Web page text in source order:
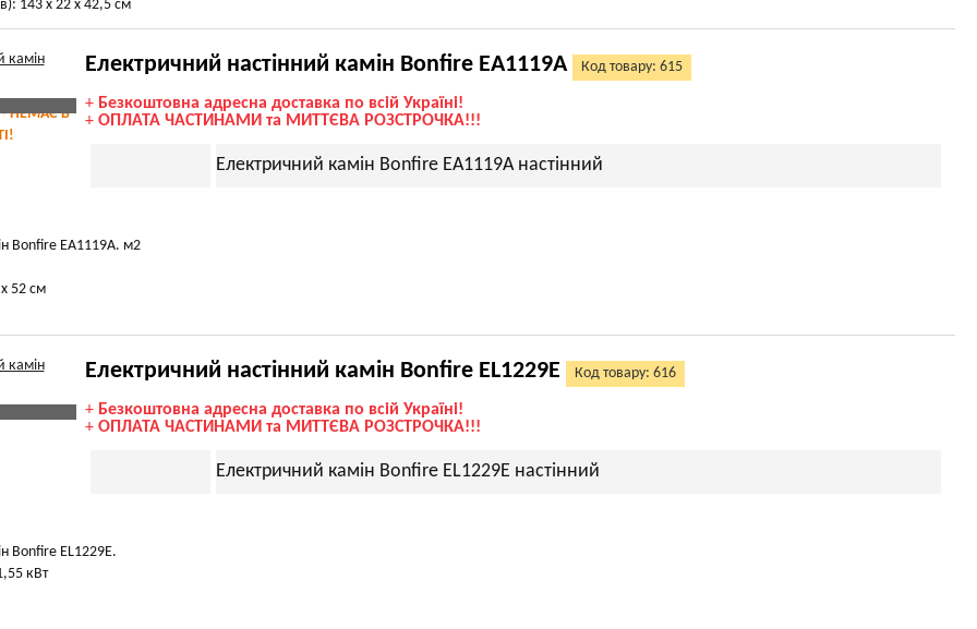
143 х 22 х 42,5 см
- НЕМАЄ В
Електричний настінний камін Bonfire EA1119A Код товару: 615
+ Безкоштовна адресна доставка по всій Україні!
+ ОПЛАТА ЧАСТИНАМИ та МИТТЄВА РОЗСТРОЧКА!!!
Електричний камін Bonfire EA1119A настінний
Bonfire EA1119A. м2
52 см
Електричний настінний камін Bonfire EL1229E Код товару: 616
+ Безкоштовна адресна доставка по всій Україні!
+ ОПЛАТА ЧАСТИНАМИ та МИТТЄВА РОЗСТРОЧКА!!!
Електричний камін Bonfire EL1229E настінний
Bonfire EL1229E.
кВт